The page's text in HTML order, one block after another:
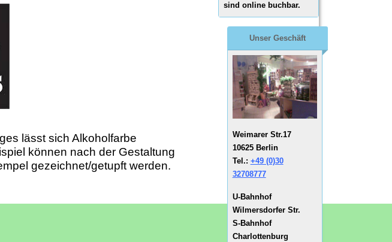
lässt sich Alkoholfarbe
können nach der Gestaltung
gezeichnet/getupft werden.
sind online buchbar.
Unser Geschäft
Weimarer Str.17
10625 Berlin
Tel.: +49 (0)30
32708777
U-Bahnhof
Wilmersdorfer Str.
S-Bahnhof
Charlottenburg